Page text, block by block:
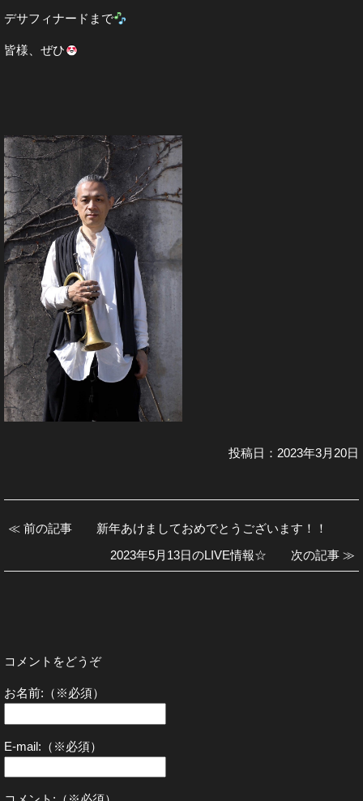
デサフィナードまで
皆様、ぜひ
投稿日：2023年3月20日
≪ 前の記事 新年あけましておめでとうございます！！
2023年5月13日のLIVE情報☆ 次の記事 ≫
コメントをどうぞ
お名前:（※必須）
E-mail:（※必須）